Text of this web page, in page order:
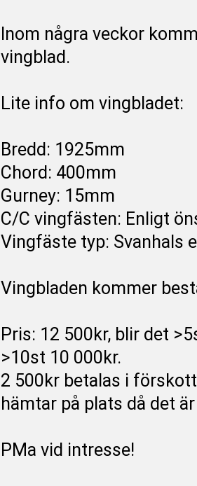
Inom några veckor
vingblad.
Lite info om vingbladet:
Bredd: 1925mm
Chord: 400mm
Gurney: 15mm
C/C vingfästen: Enligt
Vingfäste typ: Svanhals
Vingbladen kommer
Pris: 12 500kr, blir det
>10st 10 000kr.
2 500kr betalas i
hämtar på plats då det
PMa vid intresse!